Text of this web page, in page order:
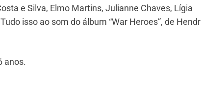
e Silva, Elmo Martins, Julianne Chaves, Lígia
isso ao som do álbum “War Heroes”, de
anos.